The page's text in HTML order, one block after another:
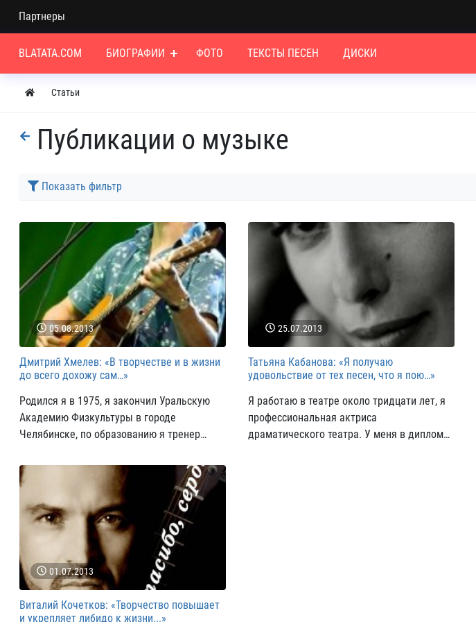
Партнеры
BLATATA.COM БИОГРАФИИ ФОТО ТЕКСТЫ ПЕСЕН ДИСКИ
Статьи
Публикации о музыке
Показать фильтр
05.08.2013
Дмитрий Хмелев: «В творчестве и в жизни
до всего дохожу сам…»
Родился я в 1975, я закончил Уральскую
Академию Физкультуры в городе
Челябинске, по образованию я тренер
кикбоксингом, тренировал, потом внезапно
в голову ударила музыка, и я внезапно
начал писать стихи и сочинять.
25.07.2013
Татьяна Кабанова: «Я получаю
удовольствие от тех песен, что я пою…»
Я работаю в театре около тридцати лет, я
профессиональная актриса
драматического театра. У меня в дипломе
01.07.2013
Виталий Кочетков: «Творчество повышает
и укрепляет либидо к жизни...»